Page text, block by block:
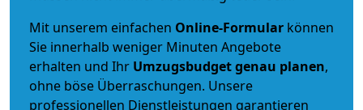
Mit unserem einfachen Online-Formular können
Sie innerhalb weniger Minuten Angebote
erhalten und Ihr Umzugsbudgetgenau planen,
ohne böse Überraschungen. Unsere
professionellen Dienstleistungen garantieren